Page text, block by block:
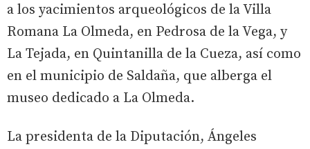
a los yacimientos arqueológicos de la Villa
Romana La Olmeda, en Pedrosa de la Vega, y
La Tejada, en Quintanilla de la Cueza, así como
en el municipio de Saldaña, que alberga el
museo dedicado a La Olmeda.
La presidenta de la Diputación, Ángeles